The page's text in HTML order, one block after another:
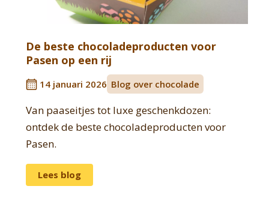
De beste chocoladeproducten voor
Pasen op een rij
14 januari 2026 Blog over chocolade
Van paaseitjes tot luxe geschenkdozen:
ontdek de beste chocoladeproducten voor
Pasen.
Lees blog